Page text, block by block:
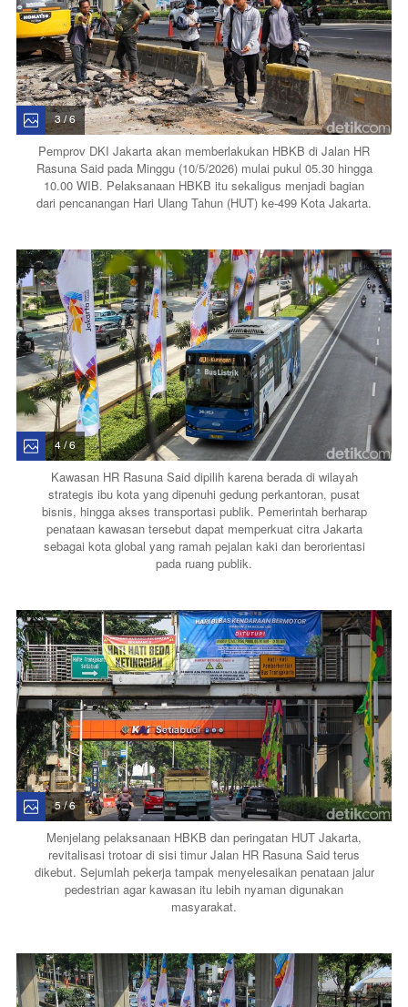
3 / 6
Pemprov DKI Jakarta akan memberlakukan HBKB di Jalan HR
Rasuna Said pada Minggu (10/5/2026) mulai pukul 05.30 hingga
10.00 WIB. Pelaksanaan HBKB itu sekaligus menjadi bagian
dari pencanangan Hari Ulang Tahun (HUT) ke-499 Kota Jakarta.
4 / 6
Kawasan HR Rasuna Said dipilih karena berada di wilayah
strategis ibu kota yang dipenuhi gedung perkantoran, pusat
bisnis, hingga akses transportasi publik. Pemerintah berharap
penataan kawasan tersebut dapat memperkuat citra Jakarta
sebagai kota global yang ramah pejalan kaki dan berorientasi
pada ruang publik.
5 / 6
Menjelang pelaksanaan HBKB dan peringatan HUT Jakarta,
revitalisasi trotoar di sisi timur Jalan HR Rasuna Said terus
dikebut. Sejumlah pekerja tampak menyelesaikan penataan jalur
pedestrian agar kawasan itu lebih nyaman digunakan
masyarakat.